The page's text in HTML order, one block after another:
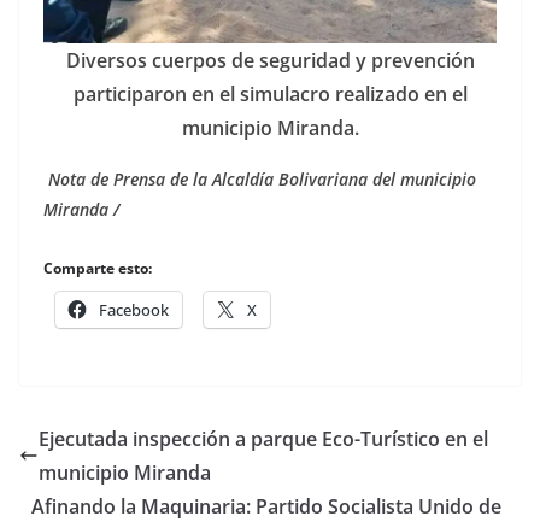
Diversos cuerpos de seguridad y prevención
participaron en el simulacro realizado en el
municipio Miranda.
Nota de Prensa de la Alcaldía Bolivariana del municipio
Miranda /
Comparte esto:
Facebook X
Ejecutada inspección a parque Eco-Turístico en el
municipio Miranda
Afinando la Maquinaria: Partido Socialista Unido de